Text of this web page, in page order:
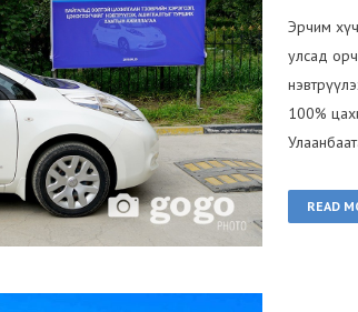
Эрчим
улсад
100%
READ